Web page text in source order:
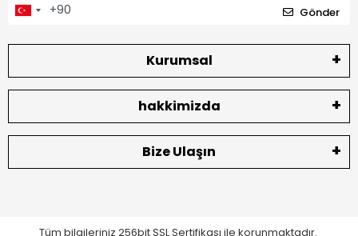
Gönder
Kurumsal
hakkimizda
Bize Ulaşın
Tüm bilgileriniz 256bit SSL Sertifikası ile korunmaktadır.